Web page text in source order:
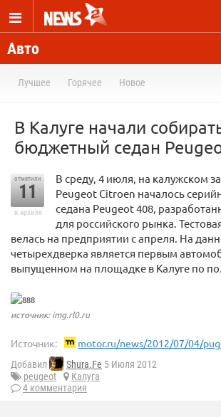
Авто
Лучшее Горячее Новое
В Калуге начали
бюджетный седан
отметили
11
в архиве
В среду, 4 июля, на калужском
Peugeot Citroen началось
седана Peugeot 408,
для российского рынка.
велась на предприятии с апреля. На
четырехдверка является первым
выпущенном на площадке в Калуге по
источник: img.rl0.ru
Источник: motor.ru/news/2012/07/04/
Добавил Shura.Fe 5 Июля 2012
peugeot
Калуга
4 комментария